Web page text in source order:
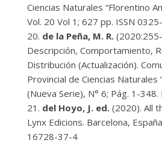
Ciencias Naturales “Florentino
Vol. 20 Vol 1; 627 pp. ISSN
de la Peña, M. R.
Descripción, Comportamiento,
Distribución (Actualización).
Provincial de Ciencias Naturales
(Nueva Serie), N° 6; Pág. 1-
del Hoyo, J. ed. (2020). All
Lynx Edicions. Barcelona,
16728-37-4